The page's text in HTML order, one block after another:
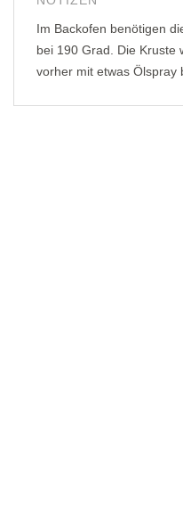
Im Backofen benötigen
bei 190 Grad. Die Kruste
vorher mit etwas Ölspray